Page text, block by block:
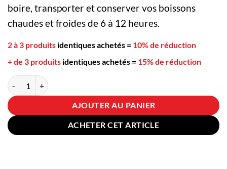
boire, transporter et conserver vos boissons
chaudes et froides de 6 à 12 heures.
2 à 3 produits identiques achetés = 10% de réduction
+ de 3 produits identiques achetés = 15% de réduction
quantité de Thermos Thé Inox Motifs Graffiti
AJOUTER AU PANIER
ACHETER CET ARTICLE